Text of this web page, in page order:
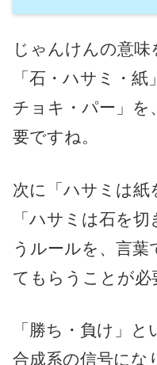
じゃんけんの意
「石・ハサミ・紙
チョキ・パー」を、
要ですね。
次に「ハサミは紙
「ハサミは石を
うルールを、言葉
てもらうことが必
「勝ち・負け」
合成系の信号にな